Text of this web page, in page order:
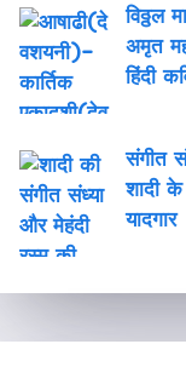
विठ्ठल
अमृत
हिंदी
संगीत
शादी
यादगार